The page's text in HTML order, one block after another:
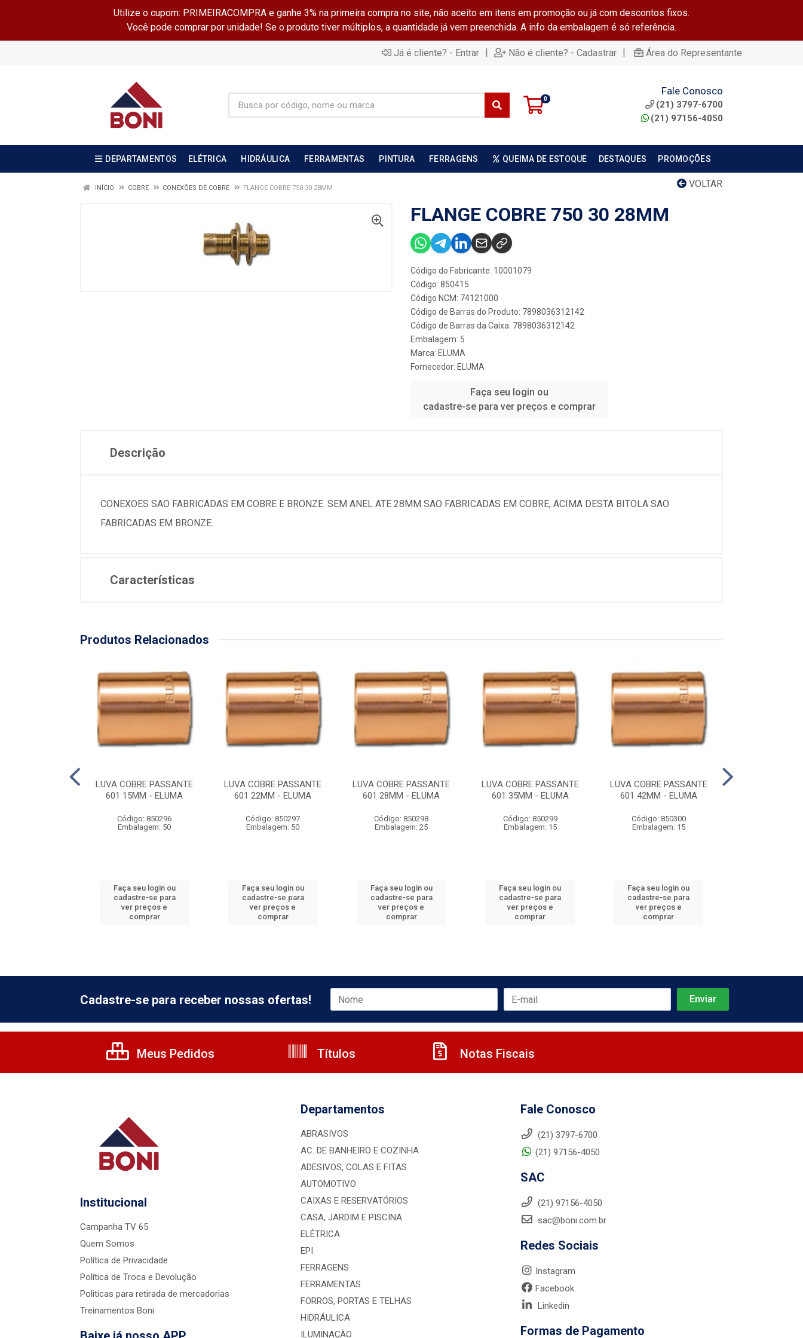
Utilize o cupom: PRIMEIRACOMPRA e ganhe 3% na primeira compra no site, não aceito em itens em promoção ou já com descontos fixos.
Você pode comprar por unidade! Se o produto tiver múltiplos, a quantidade já vem preenchida. A info da embalagem é só referência.
Já é cliente? - Entrar | Não é cliente? - Cadastrar | Área do Representante
0
Fale Conosco
(21) 3797-6700
(21) 97156-4050
DEPARTAMENTOS ELÉTRICA HIDRÁULICA FERRAMENTAS PINTURA FERRAGENS QUEIMA DE ESTOQUE DESTAQUES PROMOÇÕES
VOLTAR
INÍCIO COBRE CONEXÕES DE COBRE FLANGE COBRE 750 30 28MM
FLANGE COBRE 750 30 28MM
Código do Fabricante: 10001079
Código: 850415
Código NCM: 74121000
Código de Barras do Produto: 7898036312142
Código de Barras da Caixa: 7898036312142
Embalagem: 5
Marca: ELUMA
Fornecedor: ELUMA
Faça seu login ou
cadastre-se para ver preços e comprar
Descrição
CONEXOES SAO FABRICADAS EM COBRE E BRONZE. SEM ANEL ATE 28MM SAO FABRICADAS EM COBRE, ACIMA DESTA BITOLA SAO
FABRICADAS EM BRONZE.
Características
Produtos Relacionados
LUVA COBRE PASSANTE
601 15MM - ELUMA
Código: 850296
Embalagem: 50
Faça seu login ou
cadastre-se para
ver preços e
comprar
LUVA COBRE PASSANTE
601 22MM - ELUMA
Código: 850297
Embalagem: 50
Faça seu login ou
cadastre-se para
ver preços e
comprar
LUVA COBRE PASSANTE
601 28MM - ELUMA
Código: 850298
Embalagem: 25
Faça seu login ou
cadastre-se para
ver preços e
comprar
LUVA COBRE PASSANTE
601 35MM - ELUMA
Código: 850299
Embalagem: 15
Faça seu login ou
cadastre-se para
ver preços e
comprar
LUVA COBRE PASSANTE
601 42MM - ELUMA
Código: 850300
Embalagem: 15
Faça seu login ou
cadastre-se para
ver preços e
comprar
Cadastre-se para receber nossas ofertas!
Meus Pedidos Títulos Notas Fiscais
Institucional
Campanha TV 65
Quem Somos
Política de Privacidade
Política de Troca e Devolução
Politicas para retirada de mercadorias
Treinamentos Boni
Departamentos
ABRASIVOS
AC. DE BANHEIRO E COZINHA
ADESIVOS, COLAS E FITAS
AUTOMOTIVO
CAIXAS E RESERVATÓRIOS
CASA, JARDIM E PISCINA
ELÉTRICA
EPI
FERRAGENS
FERRAMENTAS
FORROS, PORTAS E TELHAS
HIDRÁULICA
ILUMINAÇÃO
Fale Conosco
(21) 3797-6700
(21) 97156-4050
SAC
(21) 97156-4050
sac@boni.com.br
Redes Sociais
Instagram
Facebook
Linkedin
Formas de Pagamento